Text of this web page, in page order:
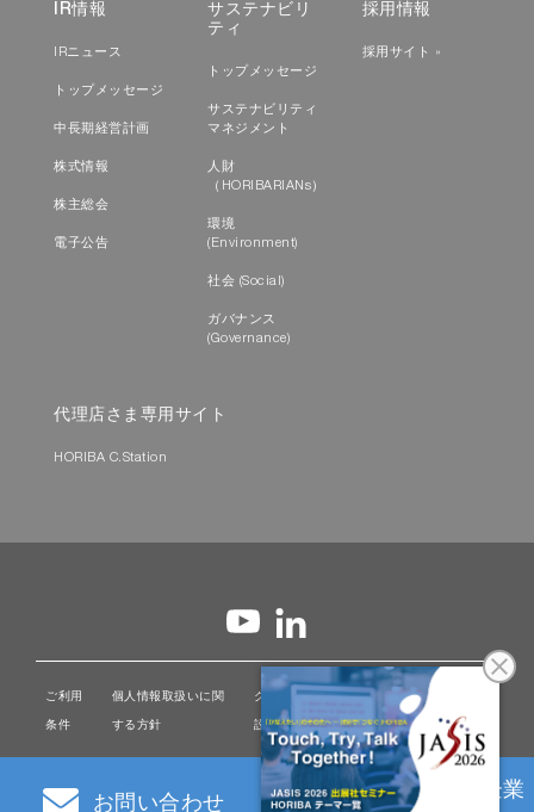
免疫グロブリンG（IgG）が60℃の条件下で経
時的にオリゴマー化（凝集）していく過程を測
サービス・サポート
受託分析・トレーニン
グ
Analytical Solution Plaza 〉
IR情報
IRニュース
トップメッセージ
中長期経営計画
株式情報
株主総会
電子公告
サステナビリ
ティ
トップメッセージ
サステナビリティ
マネジメント
人財
（HORIBARIANs）
環境
(Environment)
社会 (Social)
ガバナンス
(Governance)
採用情報
採用サイト »
代理店さま専用サイト
HORIBA C.Station
ご利用
条件
個人情報取扱いに関
する方針
クッキー
設定
HORIBAグループソーシャ
ルメディア
お問い合わせ
HORIBAグループ企業